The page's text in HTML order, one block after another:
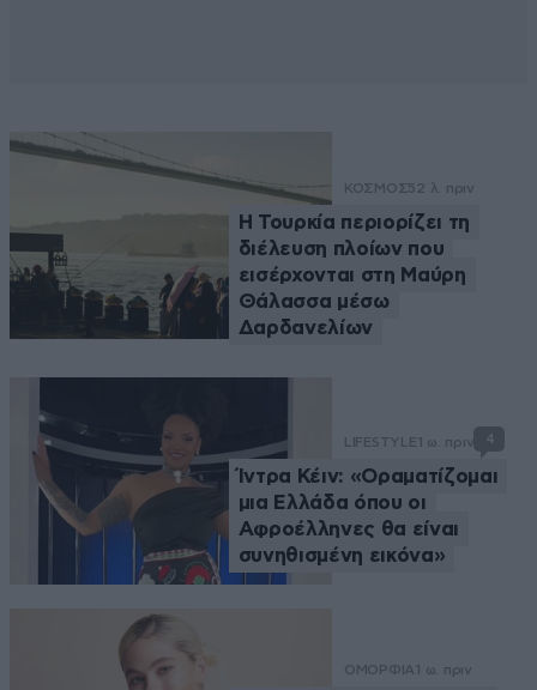
ΚΟΣΜΟΣ52 λ. πριν
Η Τουρκία περιορίζει τη
διέλευση πλοίων που
εισέρχονται στη Μαύρη
Θάλασσα μέσω
Δαρδανελίων
LIFESTYLE 1 ω. πριν 4
Ίντρα Κέιν: «Οραματίζομαι
μια Ελλάδα όπου οι
Αφροέλληνες θα είναι
συνηθισμένη εικόνα»
ΟΜΟΡΦΙΑ 1 ω. πριν